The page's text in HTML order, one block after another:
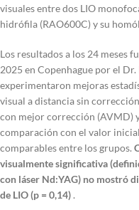
visuales entre dos LIO
hidrófila (RAO600C) y su
Los resultados a los 24 meses
2025 en Copenhague por el
experimentaron mejoras
visual a distancia sin
con mejor corrección (AVMD)
comparación con el valor
comparables entre los grupos.
visualmente significativa
con láser Nd:YAG) no mostró
de LIO (p = 0,14).